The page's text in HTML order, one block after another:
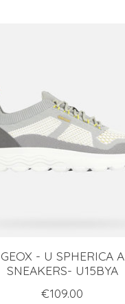
GEOX - U SPHERICA A
SNEAKERS- U15BYA
€109.00